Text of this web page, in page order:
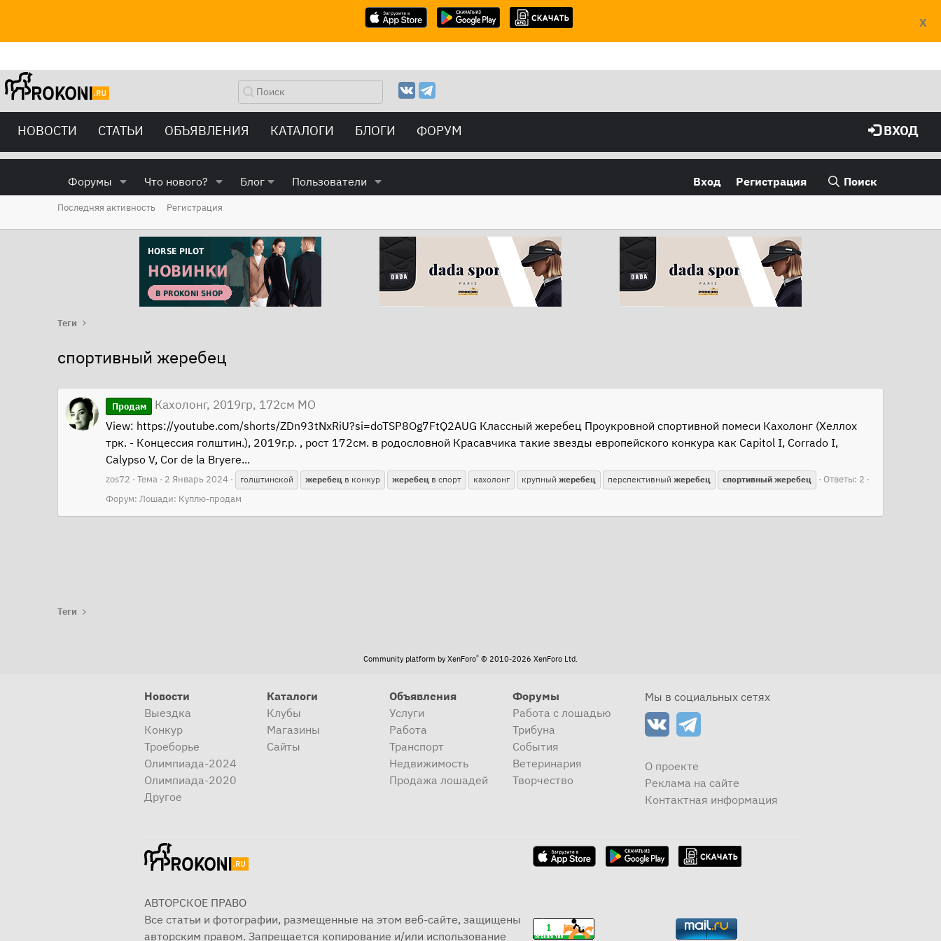
X
НОВОСТИ СТАТЬИ ОБЪЯВЛЕНИЯ КАТАЛОГИ БЛОГИ ФОРУМ ВХОД
Форумы Что нового? Блог Пользователи Вход Регистрация Поиск
Последняя активность Регистрация
Теги
спортивный жеребец
Продам Кахолонг, 2019гр, 172см МО
View: https://youtube.com/shorts/ZDn93tNxRiU?si=doTSP8Og7FtQ2AUG Классный жеребец Проукровной спортивной помеси Кахолонг (Хеллох
трк. - Концессия голштин.), 2019г.р. , рост 172см. в родословной Красавчика такие звезды европейского конкура как Capitol I, Corrado I,
Calypso V, Cor de la Bryere...
zos72 Тема 2 Январь 2024 голштинской жеребец в конкур жеребец в спорт кахолонг крупный жеребец перспективный жеребец спортивный жеребец
Ответы: 2
Форум: Лошади: Куплю-продам
Теги
Community platform by XenForo® © 2010-2026 XenForo Ltd.
Новости
Выездка
Конкур
Троеборье
Олимпиада-2024
Олимпиада-2020
Другое
Каталоги
Клубы
Магазины
Сайты
Объявления
Услуги
Работа
Транспорт
Недвижимость
Продажа лошадей
Форумы
Работа с лошадью
Трибуна
События
Ветеринария
Творчество
Мы в социальных сетях
О проекте
Реклама на сайте
Контактная информация
АВТОРСКОЕ ПРАВО
Все статьи и фотографии, размещенные на этом веб-сайте, защищены
авторским правом. Запрещается копирование и/или использование